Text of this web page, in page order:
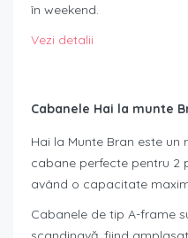
în weekend.
Vezi detalii
Cabanele Hai la munte
Hai la Munte Bran este
cabane perfecte pentru 2
având o capacitate
Cabanele de tip A-frame